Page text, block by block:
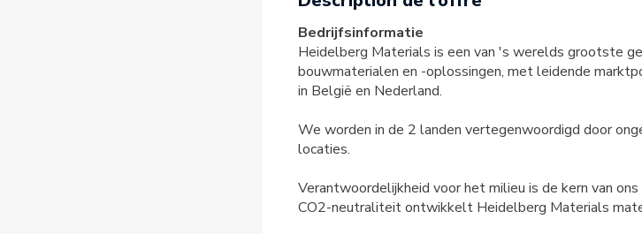
Bedrijfsinformatie
Heidelberg Materials is een van 's werelds grootste
bouwmaterialen en -oplossingen, met leidende
in België en Nederland.
We worden in de 2 landen vertegenwoordigd door
locaties.
Verantwoordelijkheid voor het milieu is de kern van
CO2-neutraliteit ontwikkelt Heidelberg Materials